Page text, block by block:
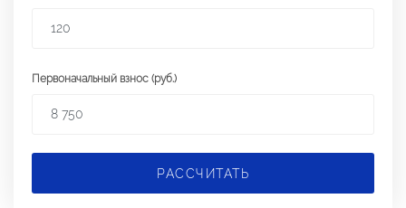
Первоначальный взнос (руб.)
РАССЧИТАТЬ